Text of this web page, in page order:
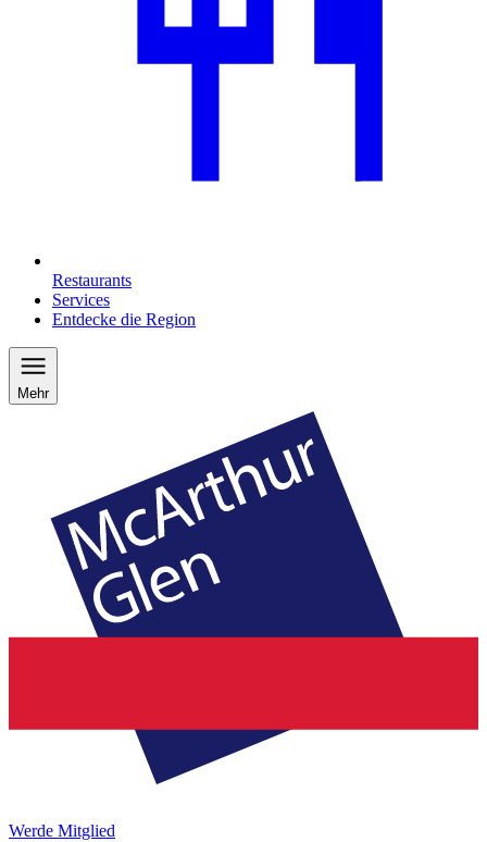
Restaurants
Services
Entdecke die Region
Mehr
Werde Mitglied